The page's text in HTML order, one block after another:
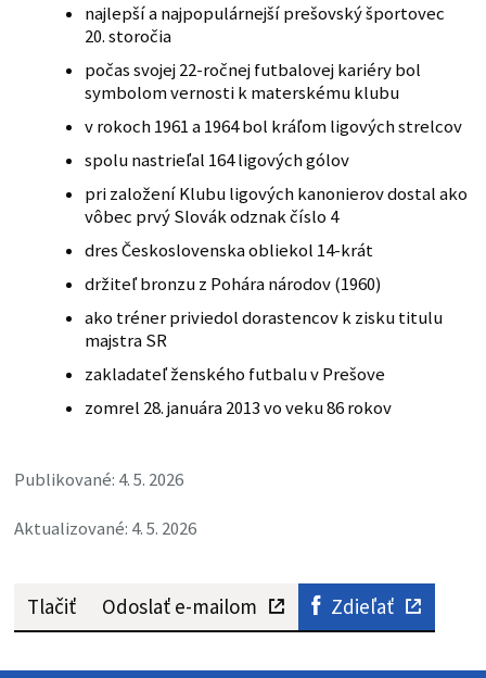
najlepší a najpopulárnejší prešovský športovec
20. storočia
počas svojej 22-ročnej futbalovej kariéry bol
symbolom vernosti k materskému klubu
v rokoch 1961 a 1964 bol kráľom ligových strelcov
spolu nastrieľal 164 ligových gólov
pri založení Klubu ligových kanonierov dostal ako
vôbec prvý Slovák odznak číslo 4
dres Československa obliekol 14-krát
držiteľ bronzu z Pohára národov (1960)
ako tréner priviedol dorastencov k zisku titulu
majstra SR
zakladateľ ženského futbalu v Prešove
zomrel 28. januára 2013 vo veku 86 rokov
Publikované: 4. 5. 2026
Aktualizované: 4. 5. 2026
Tlačiť Odoslať e-mailom Zdieľať